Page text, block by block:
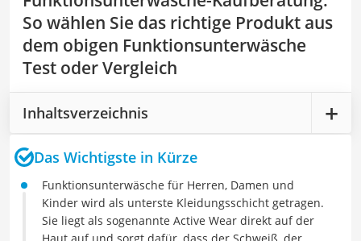
So wählen Sie das richtige Produkt aus
dem obigen Funktionsunterwäsche
Test oder Vergleich
Inhaltsverzeichnis
Das Wichtigste in Kürze
Funktionsunterwäsche für Herren, Damen und
Kinder wird als unterste Kleidungsschicht getragen.
Sie liegt als sogenannte Active Wear direkt auf der